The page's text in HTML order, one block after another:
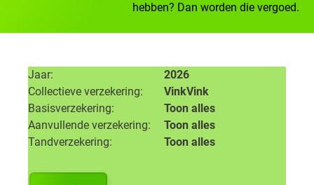
hebben? Dan worden die vergoed.
Jaar
2026
Collectieve verzekering
VinkVink
Basisverzekering
Toon alles
Aanvullende verzekering
Toon alles
Tandverzekering
Toon alles